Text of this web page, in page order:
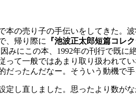
の売り子の手伝いをしてきた。
、帰り際に
『池波正太郎短篇コレ
にこの本、1992年の刊行で既
て一般ではあまり取り扱われて
ったんだなー。そういう動機で手
直しました。思ったより数がな